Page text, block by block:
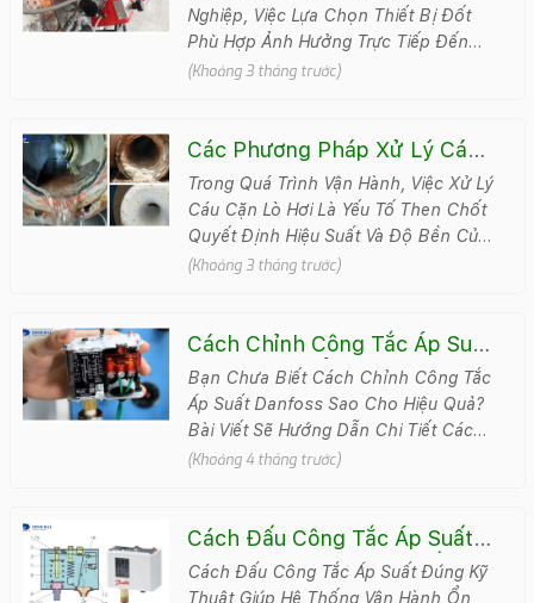
Nghiệp, Việc Lựa Chọn Thiết Bị Đốt
Phù Hợp Ảnh Hưởng Trực Tiếp Đến
Hiệu Suất Và Chi Phí Vận Hành. Giữa
(Khoảng 3 tháng trước)
Các Phương Pháp Xử Lý Cáu
Cặn Lò Hơi Hiệu Quả, Tránh
Tắc Nghẽn
Trong Quá Trình Vận Hành, Việc Xử Lý
Cáu Cặn Lò Hơi Là Yếu Tố Then Chốt
Quyết Định Hiệu Suất Và Độ Bền Của
Hệ Thống. Nếu Không Kiểm Soát Tốt,
(Khoảng 3 tháng trước)
Cách Chỉnh Công Tắc Áp Suất
Danfoss Chuẩn Kỹ Thuật, An
Toàn Nhất
Bạn Chưa Biết Cách Chỉnh Công Tắc
Áp Suất Danfoss Sao Cho Hiệu Quả?
Bài Viết Sẽ Hướng Dẫn Chi Tiết Cách
Cài Đặt Đúng Chuẩn, Giúp Thiết Bị
(Khoảng 4 tháng trước)
Cách Đấu Công Tắc Áp Suất
Đúng Cách, An Toàn Nhất
Cách Đấu Công Tắc Áp Suất Đúng Kỹ
Thuật Giúp Hệ Thống Vận Hành Ổn